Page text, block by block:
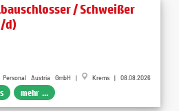
/ Schweißer
d)
Personal Austria GmbH | Krems | 08.08.2026
mehr ...